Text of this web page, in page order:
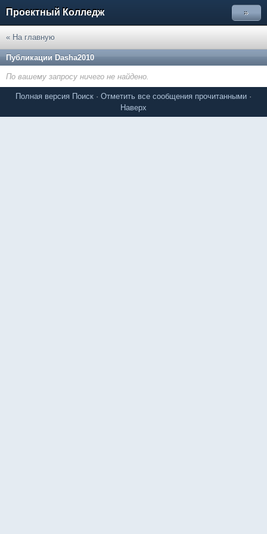
Проектный Колледж »
« На главную
Публикации Dasha2010
По вашему запросу ничего не найдено.
Полная версия Поиск · Отметить все сообщения прочитанными ·
Наверх